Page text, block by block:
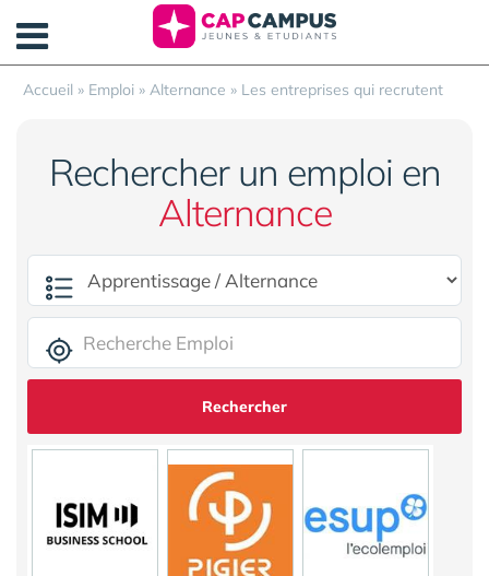
Accueil » Emploi » Alternance » Les entreprises qui recrutent
Rechercher un emploi en
Alternance
Rechercher
Panneau de gestion des cookies